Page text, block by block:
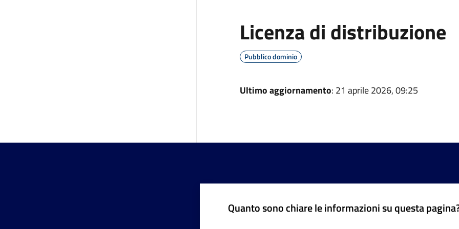
Licenza di distribuzione
Pubblico dominio
Ultimo aggiornamento: 21 aprile 2026, 09:25
Quanto sono chiare le informazioni su questa